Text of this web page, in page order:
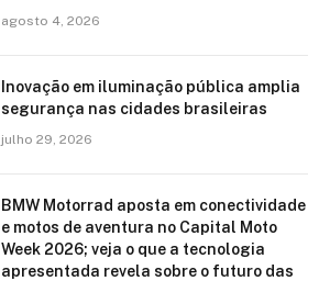
agosto 4, 2026
Inovação em iluminação pública amplia
segurança nas cidades brasileiras
julho 29, 2026
BMW Motorrad aposta em conectividade
e motos de aventura no Capital Moto
Week 2026; veja o que a tecnologia
apresentada revela sobre o futuro das